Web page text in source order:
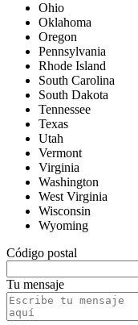
Ohio
Oklahoma
Oregon
Pennsylvania
Rhode Island
South Carolina
South Dakota
Tennessee
Texas
Utah
Vermont
Virginia
Washington
West Virginia
Wisconsin
Wyoming
Código postal
Tu mensaje